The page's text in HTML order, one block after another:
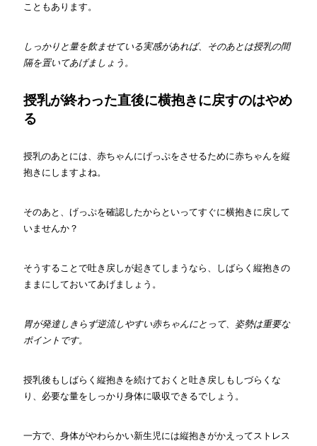
こともあります。
しっかりと量を飲ませている実感があれば、そのあとは授乳の間
隔を置いてあげましょう。
授乳が終わった直後に横抱きに戻すのはやめ
る
授乳のあとには、赤ちゃんにげっぷをさせるために赤ちゃんを縦
抱きにしますよね。
そのあと、げっぷを確認したからといってすぐに横抱きに戻して
いませんか？
そうすることで吐き戻しが起きてしまうなら、しばらく縦抱きの
ままにしておいてあげましょう。
胃が発達しきらず逆流しやすい赤ちゃんにとって、姿勢は重要な
ポイントです。
授乳後もしばらく縦抱きを続けておくと吐き戻しもしづらくな
り、必要な量をしっかり身体に吸収できるでしょう。
一方で、身体がやわらかい新生児には縦抱きがかえってストレス